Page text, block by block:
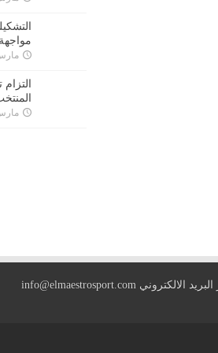
مارس 24,
مارس 24,
info@elmaestrosport.com